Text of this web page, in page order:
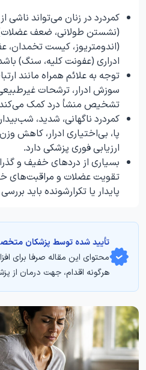
کمردرد در زنان می‌تواند ناشی
(نشستن طولانی، ضعف عضلات)
(اندومتریوز، کیست تخمدان،
ادراری (عفونت کلیه، سنگ)
توجه به علائم همراه مانند
سوزش ادرار، ترشحات
تشخیص منشأ درد کمک
کمردرد ناگهانی، شدید،
پا، بی‌اختیاری ادرار، کاهش
ارزیابی فوری پزشکی دارد.
بسیاری از دردهای خفیف و
تقویت عضلات و مراقبت‌های
پایدار یا تکرارشونده باید
تأیید‌‌‌‌‌‌‌ شده توسط پزشکان
محتوای این مقاله صرفا برای
هرگونه اقدام، جهت درمان از